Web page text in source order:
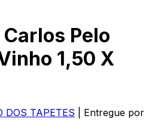
Pelo
1,50 X
DOS TAPETES
| Entregue por